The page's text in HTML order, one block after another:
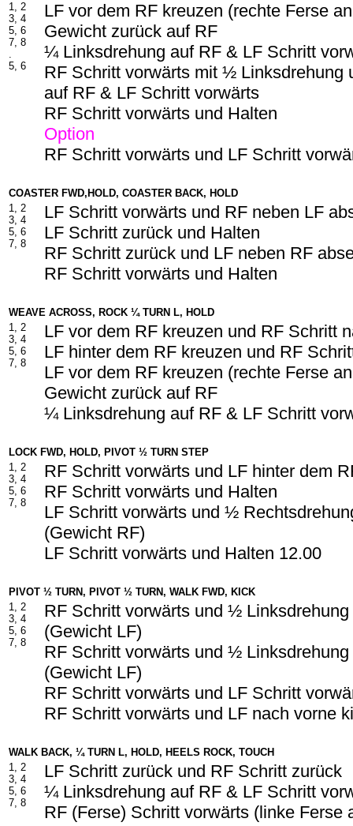
1, 2
3, 4
5, 6
7, 8
.
5, 6
LF vor dem RF kreuzen (rechte Ferse
Gewicht zurück auf RF
¼ Linksdrehung auf RF & LF Schritt
RF Schritt vorwärts mit ½ Linksdrehung
auf RF & LF Schritt vorwärts
RF Schritt vorwärts und Halten
Option
RF Schritt vorwärts und LF Schritt
COASTER FWD,HOLD, COASTER BACK, HOLD
1, 2
3, 4
5, 6
7, 8
LF Schritt vorwärts und RF neben LF
LF Schritt zurück und Halten
RF Schritt zurück und LF neben RF
RF Schritt vorwärts und Halten
WEAVE ACROSS, ROCK ¼ TURN L, HOLD
1, 2
3, 4
5, 6
7, 8
LF vor dem RF kreuzen und RF Schritt
LF hinter dem RF kreuzen und RF
LF vor dem RF kreuzen (rechte Ferse
Gewicht zurück auf RF
¼ Linksdrehung auf RF & LF Schritt
LOCK FWD, HOLD, PIVOT ½ TURN STEP
1, 2
3, 4
5, 6
7, 8
RF Schritt vorwärts und LF hinter dem
RF Schritt vorwärts und Halten
LF Schritt vorwärts und ½
(Gewicht RF)
LF Schritt vorwärts und Halten 12.00
PIVOT ½ TURN, PIVOT ½ TURN, WALK FWD, KICK
1, 2
3, 4
5, 6
7, 8
RF Schritt vorwärts und ½
(Gewicht LF)
RF Schritt vorwärts und ½
(Gewicht LF)
RF Schritt vorwärts und LF Schritt
RF Schritt vorwärts und LF nach vorne
WALK BACK, ¼ TURN L, HOLD, HEELS ROCK, TOUCH
1, 2
3, 4
5, 6
7, 8
LF Schritt zurück und RF Schritt zurück
¼ Linksdrehung auf RF & LF Schritt
RF (Ferse) Schritt vorwärts (linke Ferse